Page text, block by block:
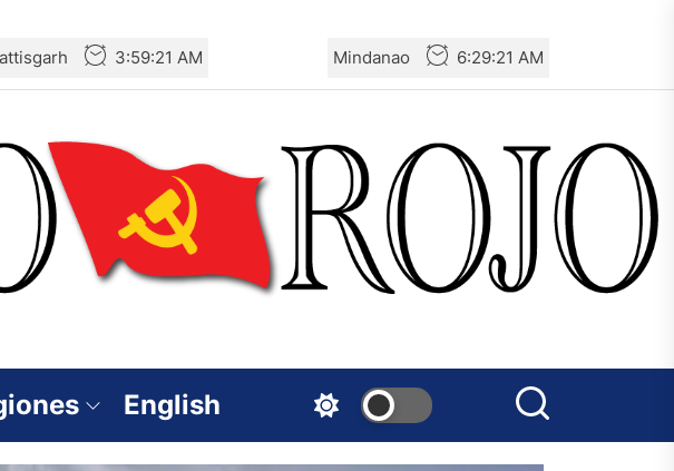
3:59:22 AM Mindanao 6:29:22 AM
English